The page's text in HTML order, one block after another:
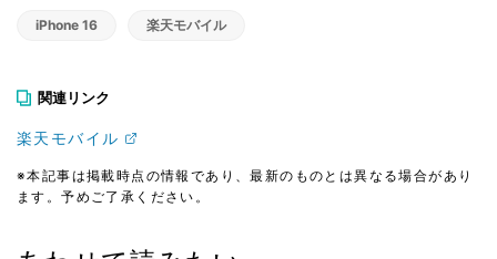
iPhone 16 楽天モバイル
関連リンク
楽天モバイル
※本記事は掲載時点の情報であり、最新のものとは異なる場合があり
ます。予めご了承ください。